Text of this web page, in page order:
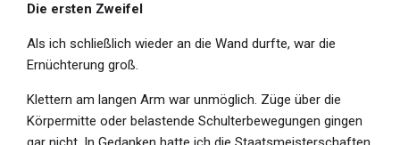
Die ersten Zweifel
Als ich schließlich wieder an die Wand durfte, war die
Ernüchterung groß.
Klettern am langen Arm war unmöglich. Züge über die
Körpermitte oder belastende Schulterbewegungen gingen